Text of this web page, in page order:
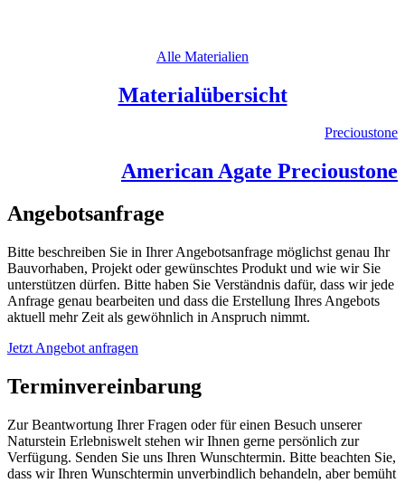
Alle Materialien
Materialübersicht
Precioustone
American Agate Precioustone
Angebotsanfrage
Bitte beschreiben Sie in Ihrer Angebotsanfrage möglichst genau Ihr
Bauvorhaben, Projekt oder gewünschtes Produkt und wie wir Sie
unterstützen dürfen. Bitte haben Sie Verständnis dafür, dass wir jede
Anfrage genau bearbeiten und dass die Erstellung Ihres Angebots
aktuell mehr Zeit als gewöhnlich in Anspruch nimmt.
Jetzt Angebot anfragen
Terminvereinbarung
Zur Beantwortung Ihrer Fragen oder für einen Besuch unserer
Naturstein Erlebniswelt stehen wir Ihnen gerne persönlich zur
Verfügung. Senden Sie uns Ihren Wunschtermin. Bitte beachten Sie,
dass wir Ihren Wunschtermin unverbindlich behandeln, aber bemüht